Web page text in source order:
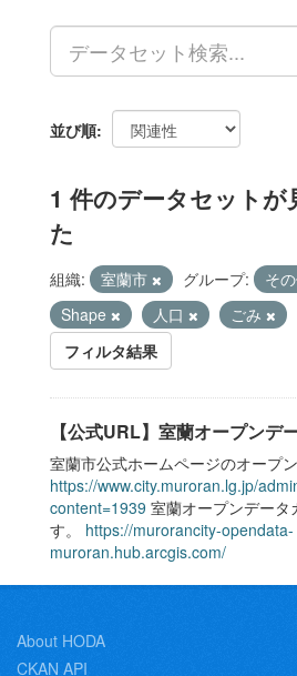
並び順
1 件のデータセットが
た
組織: 室蘭市 グループ: そ
Shape
人口
ごみ
フィルタ結果
【公式URL】室蘭オープンデ
室蘭市公式ホームページのオープ
https://www.city.muroran.lg.jp/
content=1939 室蘭オープンデー
す。 https://murorancity-opendata-
muroran.hub.arcgis.com/
About HODA
CKAN API